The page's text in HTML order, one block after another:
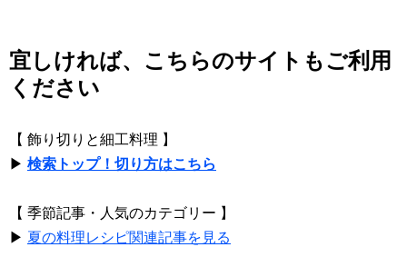
宜しければ、こちらのサイトもご利用
ください
【 飾り切りと細工料理 】
▶ 検索トップ！切り方はこちら
【 季節記事・人気のカテゴリー 】
▶ 夏の料理レシピ関連記事を見る